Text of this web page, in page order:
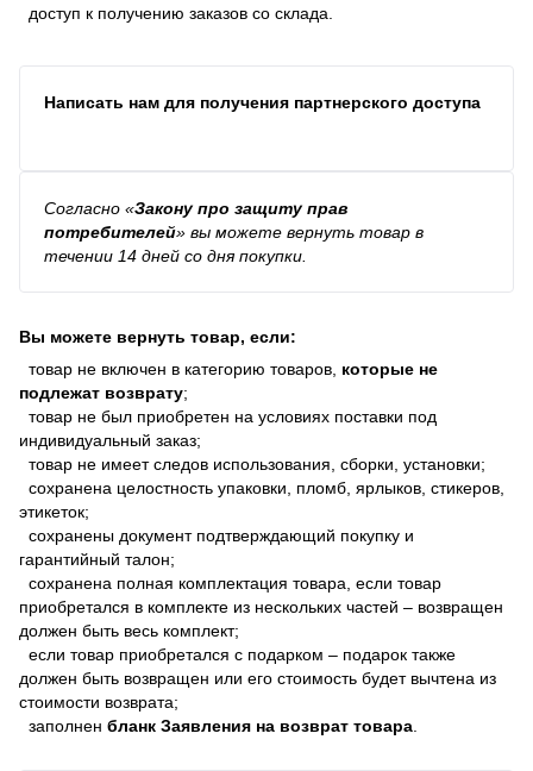
доступ к получению заказов со склада.
Написать нам для получения партнерского доступа
Согласно «Закону про защиту прав
потребителей» вы можете вернуть товар в
течении 14 дней со дня покупки.
Вы можете вернуть товар, если:
товар не включен в категорию товаров, которые не
подлежат возврату;
товар не был приобретен на условиях поставки под
индивидуальный заказ;
товар не имеет следов использования, сборки, установки;
сохранена целостность упаковки, пломб, ярлыков, стикеров,
этикеток;
сохранены документ подтверждающий покупку и
гарантийный талон;
сохранена полная комплектация товара, если товар
приобретался в комплекте из нескольких частей – возвращен
должен быть весь комплект;
если товар приобретался с подарком – подарок также
должен быть возвращен или его стоимость будет вычтена из
стоимости возврата;
заполнен бланк Заявления на возврат товара